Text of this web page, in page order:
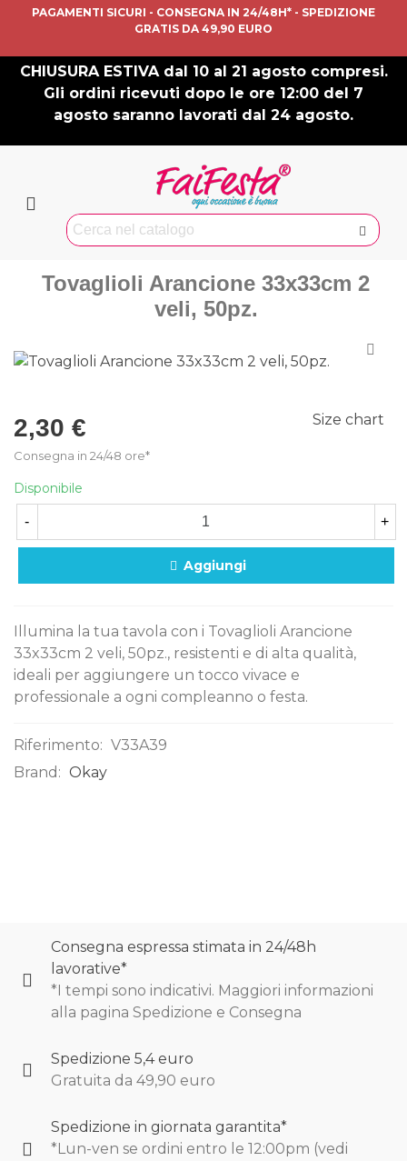
PAGAMENTI SICURI - CONSEGNA IN 24/48H* - SPEDIZIONE
GRATIS DA 49,90 EURO
CHIUSURA ESTIVA dal 10 al 21 agosto compresi.
Gli ordini ricevuti dopo le ore 12:00 del 7
agosto saranno lavorati dal 24 agosto.
Tovaglioli Arancione 33x33cm 2
veli, 50pz.
2,30 €
Consegna in 24/48 ore*
Size chart
Disponibile
- +
Aggiungi
Illumina la tua tavola con i Tovaglioli Arancione
33x33cm 2 veli, 50pz., resistenti e di alta qualità,
ideali per aggiungere un tocco vivace e
professionale a ogni compleanno o festa.
Riferimento: V33A39
Brand: Okay
Consegna espressa stimata in 24/48h
lavorative*
*I tempi sono indicativi. Maggiori informazioni
alla pagina Spedizione e Consegna
Spedizione 5,4 euro
Gratuita da 49,90 euro
Spedizione in giornata garantita*
*Lun-ven se ordini entro le 12:00pm (vedi